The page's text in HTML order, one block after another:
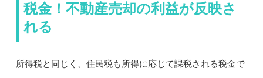
税金！不動産売却の利益が反映さ
れる
所得税と同じく、住民税も所得に応じて課税される税金で